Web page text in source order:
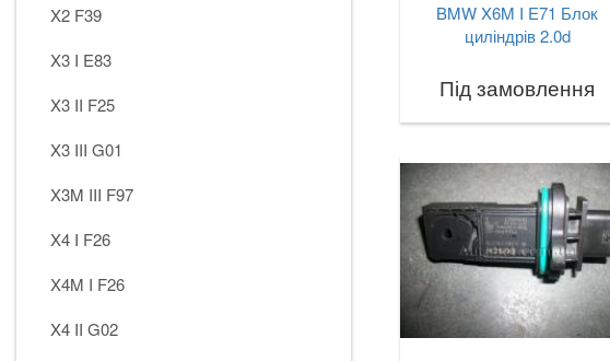
X2 F39
X3 I E83
X3 II F25
X3 III G01
X3M III F97
X4 I F26
X4M I F26
X4 II G02
BMW X6M I E71 Блок
циліндрів 2.0d
Під замовлення